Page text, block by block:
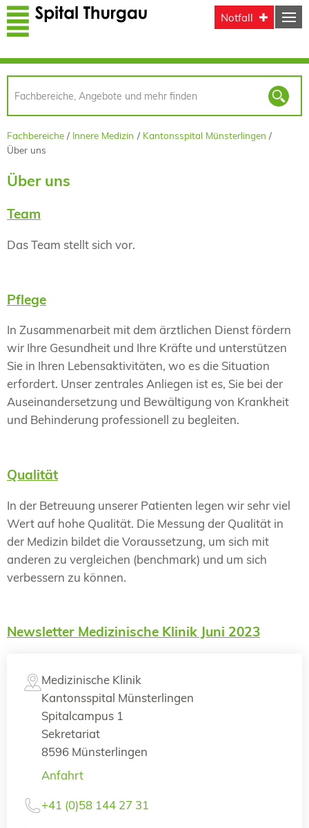
Direkt zum Inhalt
Notfall
Fachbereiche Innere Medizin
Kantonsspital Münsterlingen
Über uns
Über uns
Team
Das Team stellt sich vor.
Pflege
In Zusammenarbeit mit dem ärztlichen Dienst fördern
wir Ihre Gesundheit und Ihre Kräfte und unterstützen
Sie in Ihren Lebensaktivitäten, wo es die Situation
erfordert. Unser zentrales Anliegen ist es, Sie bei der
Auseinandersetzung und Bewältigung von Krankheit
und Behinderung professionell zu begleiten.
Qualität
In der Betreuung unserer Patienten legen wir sehr viel
Wert auf hohe Qualität. Die Messung der Qualität in
der Medizin bildet die Voraussetzung, um sich mit
anderen zu vergleichen (benchmark) und um sich
verbessern zu können.
Newsletter Medizinische Klinik Juni 2023
Medizinische Klinik
Kantonsspital Münsterlingen
Spitalcampus 1
Sekretariat
8596 Münsterlingen
Anfahrt
+41 (0)58 144 27 31